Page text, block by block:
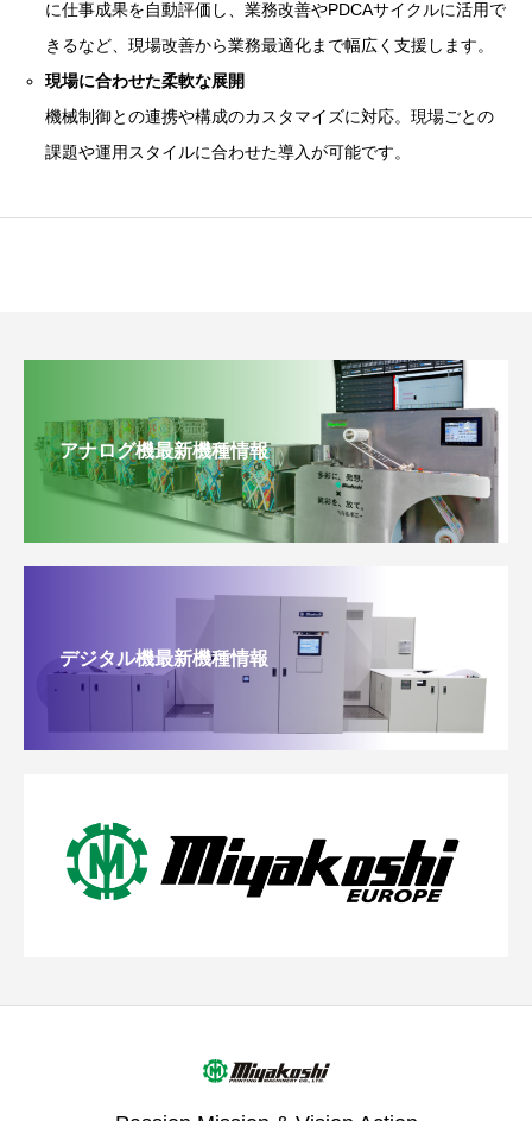
に仕事成果を自動評価し、業務改善やPDCAサイクルに活用で
きるなど、現場改善から業務最適化まで幅広く支援します。
現場に合わせた柔軟な展開
機械制御との連携や構成のカスタマイズに対応。現場ごとの
課題や運用スタイルに合わせた導入が可能です。
アナログ機最新機種情報
デジタル機最新機種情報